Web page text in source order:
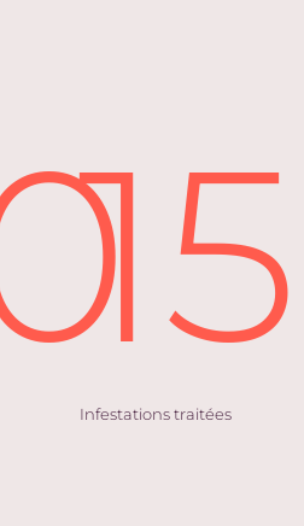
Infestations traitées